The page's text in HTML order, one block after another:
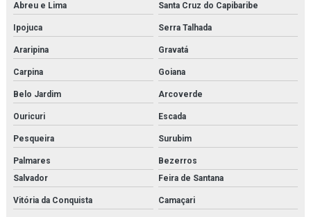
Placa de trocador de calor
Power solution danfoss
Pressostato kp
Pressostato kps
Pressostato mbc
Pressostato rt
Projeto de montagem de estrutura metálica
Purgador de bóia
Abreu e Lima Santa Cruz do Capibaribe
Ipojuca Serra Talhada
Araripina Gravatá
Carpina Goiana
Belo Jardim Arcoverde
Ouricuri Escada
Pesqueira Surubim
Palmares
Bezerros
Salvador
Feira de Santana
Vitória da Conquista Camaçari